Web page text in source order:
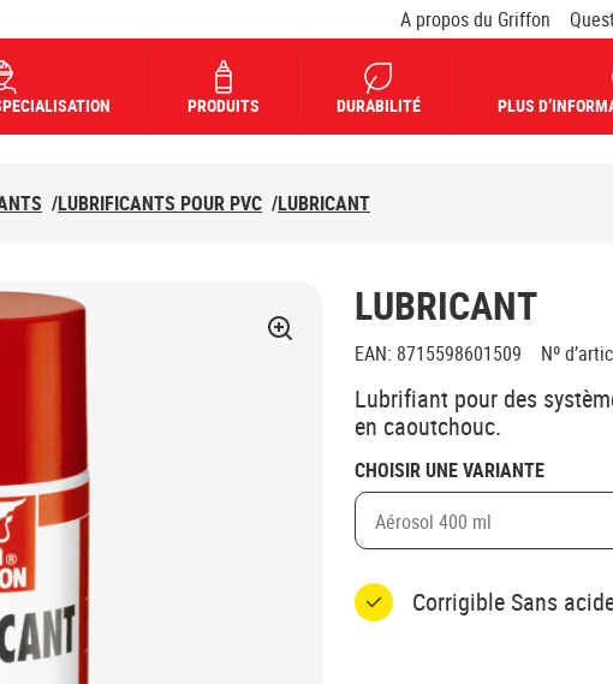
A propos du Griffon
PRODUITS DURABILITÉ PLUS
/LUBRIFICANTS POUR PVC /LUBRICANT
LUBRICANT
EAN: 8715598601509 Nº
Lubrifiant pour des
en caoutchouc.
CHOISIR UNE VARIANTE
Aérosol 400 ml
Corrigible Sans